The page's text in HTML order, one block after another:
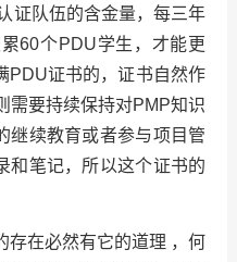
证队伍的含金量，每三年
60个PDU学生，才能更
PDU证书的，证书自然作
需要持续保持对PMP知识
继续教育或者参与项目管
和笔记，所以这个证书的
存在必然有它的道理 ，何